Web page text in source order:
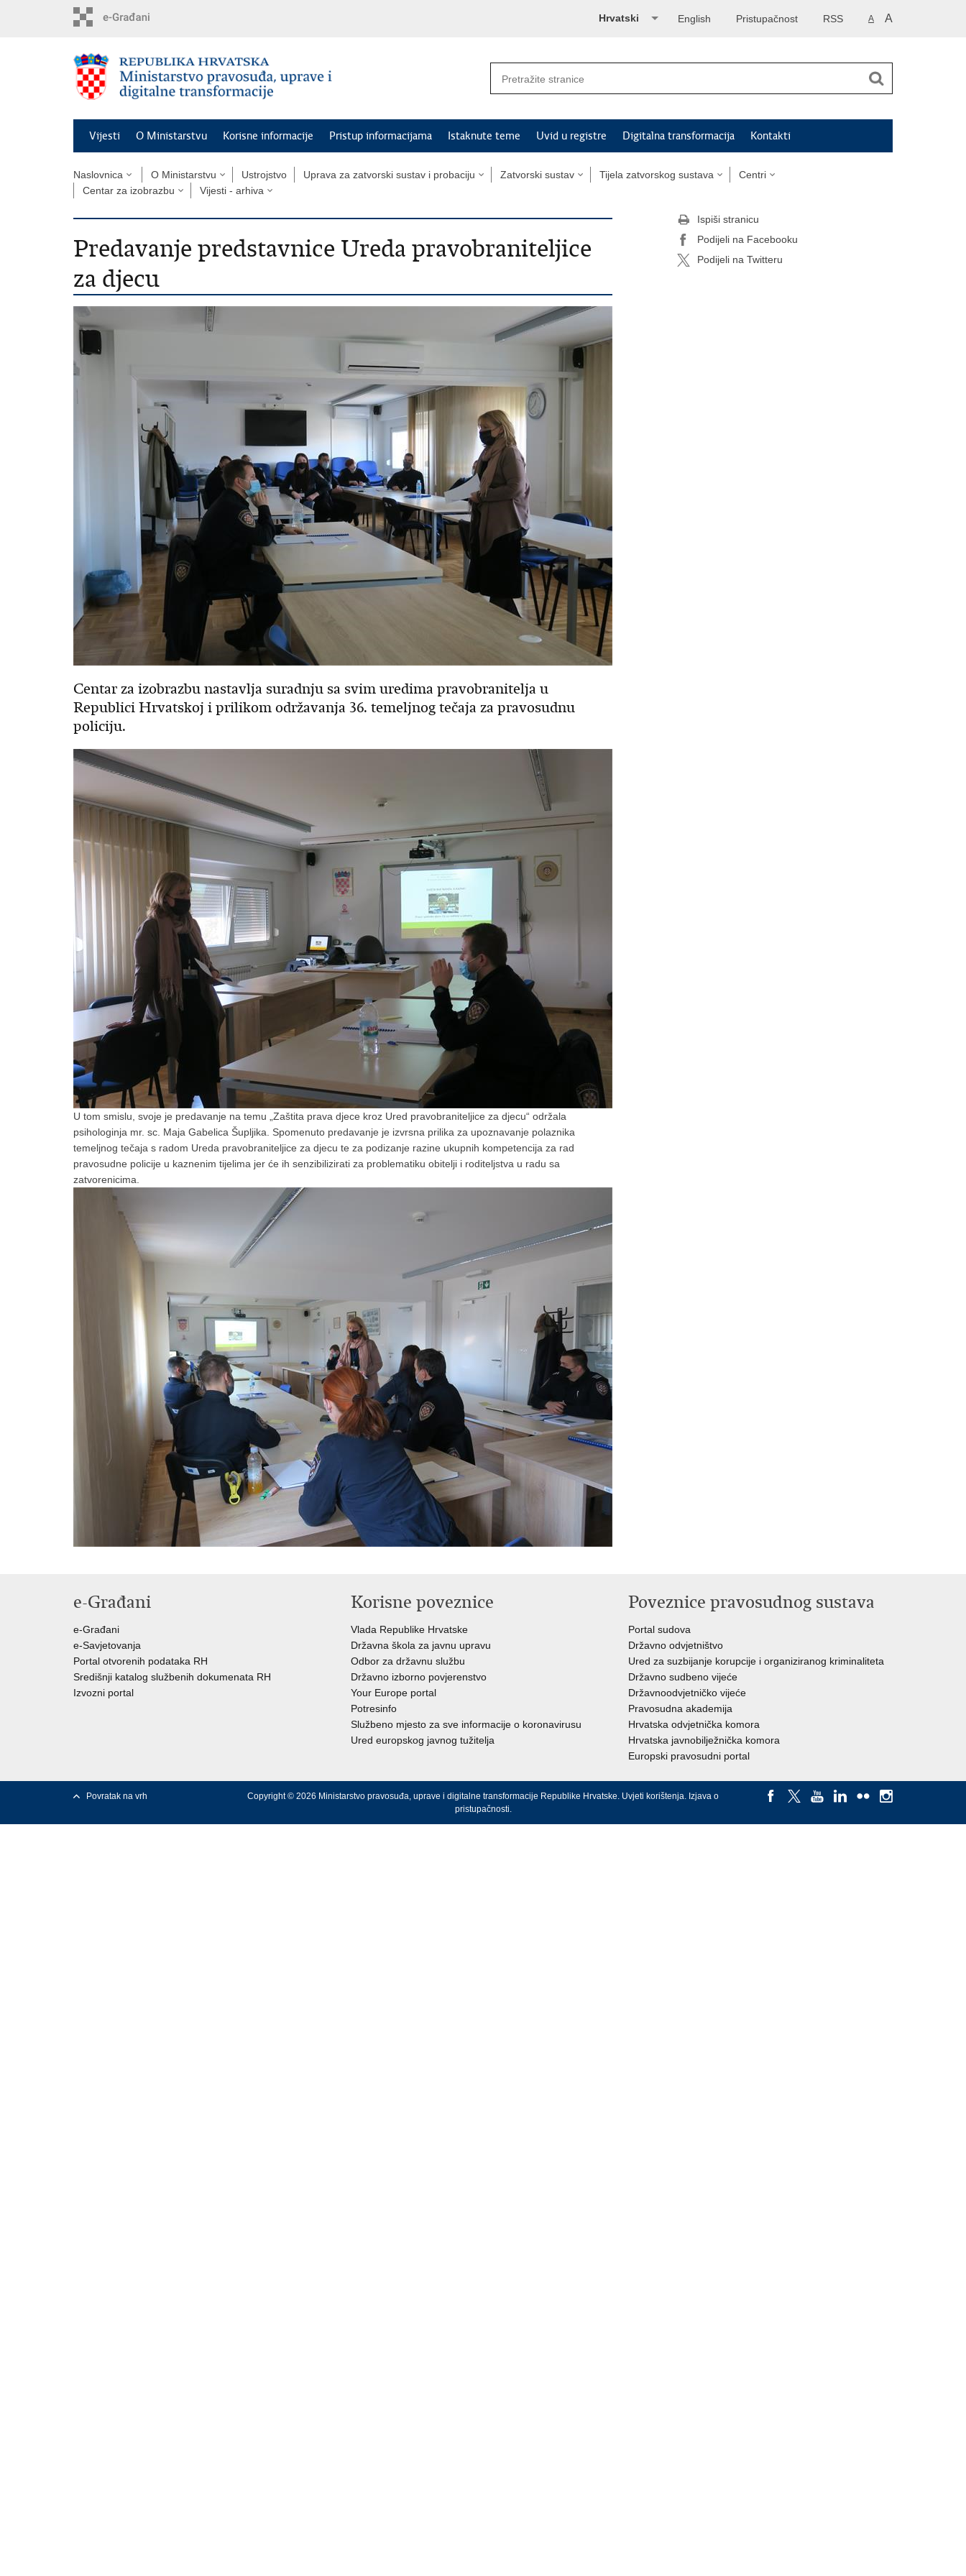
A A
RSS
Pristupačnost
English
Hrvatski
Vijesti O Ministarstvu Korisne informacije Pristup informacijama Istaknute teme Uvid u registre Digitalna transformacija Kontakti
Naslovnica O Ministarstvu Ustrojstvo Uprava za zatvorski sustav i probaciju Zatvorski sustav Tijela zatvorskog sustava
Centri
Centar za izobrazbu
Vijesti - arhiva
Predavanje predstavnice Ureda pravobraniteljice
za djecu
Centar za izobrazbu nastavlja suradnju sa svim uredima pravobranitelja u
Republici Hrvatskoj i prilikom održavanja 36. temeljnog tečaja za pravosudnu
policiju.
U tom smislu, svoje je predavanje na temu „Zaštita prava djece kroz Ured pravobraniteljice za djecu“ održala
psihologinja mr. sc. Maja Gabelica Šupljika. Spomenuto predavanje je izvrsna prilika za upoznavanje polaznika
temeljnog tečaja s radom Ureda pravobraniteljice za djecu te za podizanje razine ukupnih kompetencija za rad
pravosudne policije u kaznenim tijelima jer će ih senzibilizirati za problematiku obitelji i roditeljstva u radu sa
zatvorenicima.
Ispiši stranicu
Podijeli na Facebooku
Podijeli na Twitteru
e-Građani
e-Građani
e-Savjetovanja
Portal otvorenih podataka RH
Središnji katalog službenih dokumenata RH
Izvozni portal
Korisne poveznice
Vlada Republike Hrvatske
Državna škola za javnu upravu
Odbor za državnu službu
Državno izborno povjerenstvo
Your Europe portal
Potresinfo
Službeno mjesto za sve informacije o koronavirusu
Ured europskog javnog tužitelja
Poveznice pravosudnog sustava
Portal sudova
Državno odvjetništvo
Ured za suzbijanje korupcije i organiziranog kriminaliteta
Državno sudbeno vijeće
Državnoodvjetničko vijeće
Pravosudna akademija
Hrvatska odvjetnička komora
Hrvatska javnobilježnička komora
Europski pravosudni portal
Povratak na vrh Copyright © 2026 Ministarstvo pravosuđa, uprave i digitalne transformacije Republike Hrvatske. Uvjeti korištenja. Izjava o
pristupačnosti.